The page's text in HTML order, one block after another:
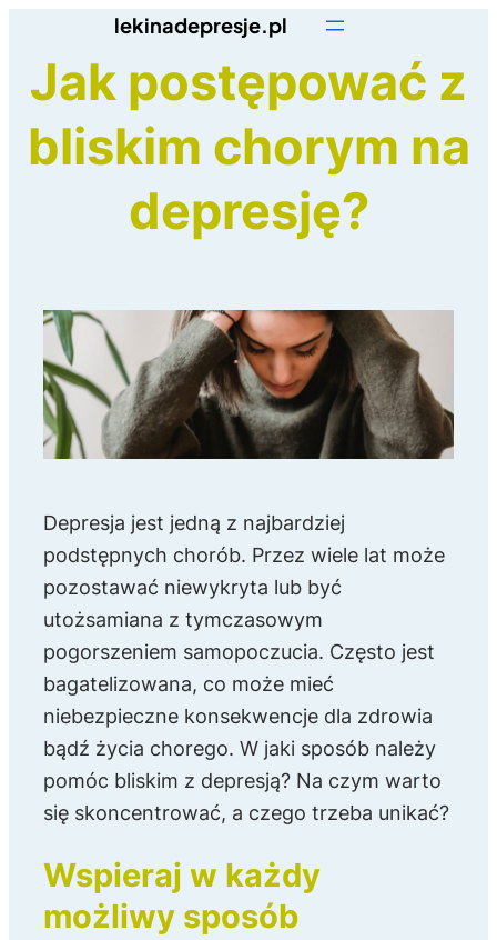
treści
lekinadepresje.pl
Jak postępować z
bliskim chorym na
depresję?
Depresja jest jedną z najbardziej
podstępnych chorób. Przez wiele lat może
pozostawać niewykryta lub być
utożsamiana z tymczasowym
pogorszeniem samopoczucia. Często jest
bagatelizowana, co może mieć
niebezpieczne konsekwencje dla zdrowia
bądź życia chorego. W jaki sposób należy
pomóc bliskim z depresją? Na czym warto
się skoncentrować, a czego trzeba unikać?
Wspieraj w każdy
możliwy sposób